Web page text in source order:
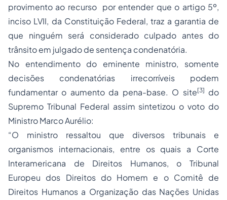
provimento ao recurso por entender que o artigo 5º,
inciso LVII, da Constituição Federal, traz a garantia de
que ninguém será considerado culpado antes do
trânsito em julgado de sentença condenatória.
No entendimento do eminente ministro, somente
decisões condenatórias irrecorríveis podem
fundamentar o aumento da pena-base. O site[3] do
Supremo Tribunal Federal assim sintetizou o voto do
Ministro Marco Aurélio:
“O ministro ressaltou que diversos tribunais e
organismos internacionais, entre os quais a Corte
Interamericana de Direitos Humanos, o Tribunal
Europeu dos Direitos do Homem e o Comitê de
Direitos Humanos a Organização das Nações Unidas